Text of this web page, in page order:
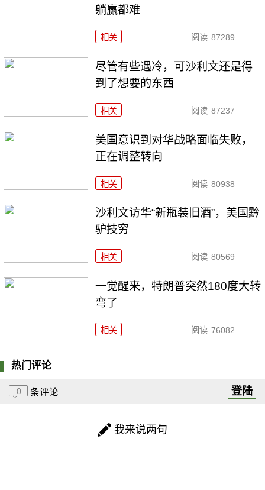
躺赢都难
相关 阅读 87289
尽管有些遇冷，可沙利文还是得
到了想要的东西
相关 阅读 87237
美国意识到对华战略面临失败，
正在调整转向
相关 阅读 80938
沙利文访华“新瓶装旧酒”，美国黔
驴技穷
相关 阅读 80569
一觉醒来，特朗普突然180度大转
弯了
相关 阅读 76082
热门评论
0 条评论 登陆
我来说两句